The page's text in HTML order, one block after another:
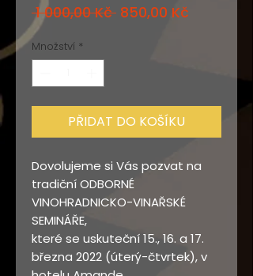
1 000,00 Kč Běžná
850,00 Kč
Množství *
PŘIDAT DO KOŠÍKU
Dovolujeme si Vás pozvat na
tradiční ODBORNÉ
VINOHRADNICKO-VINAŘSKÉ
SEMINÁŘE,
které se uskuteční 15., 16. a 17.
března 2022 (úterý-čtvrtek), v